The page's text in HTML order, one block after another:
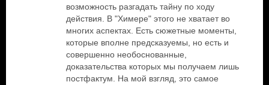
возможность разгадать тайну по ходу
действия. В "Химере" этого не хватает во
многих аспектах. Есть сюжетные моменты,
которые вполне предсказуемы, но есть и
совершенно необоснованные,
доказательства которых мы получаем лишь
постфактум. На мой взгляд, это самое